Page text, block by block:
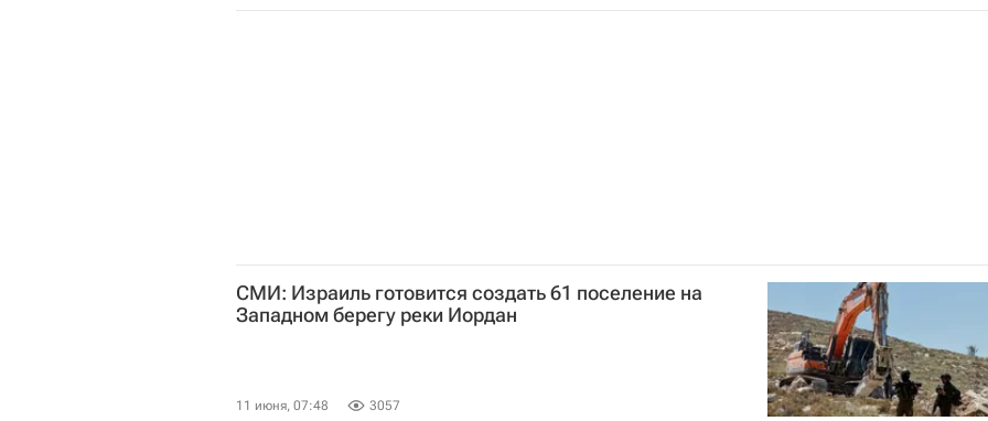
Министерство обороны РФ (Минобороны РФ)
Су-24 Су-34
СМИ: Израиль готовится создать 61 поселение на
Западном берегу реки Иордан
11 июня, 07:48 3057